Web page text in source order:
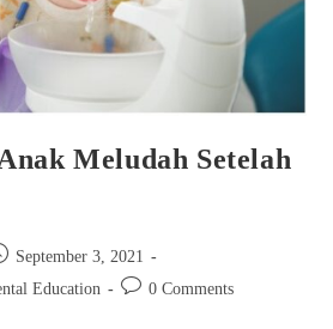
Meludah Setelah
September 3, 2021
Education 0 Comments